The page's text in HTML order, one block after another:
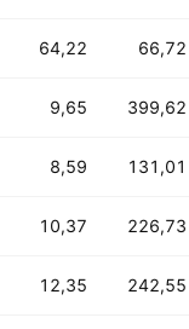
64,22 66,72
9,65 399,62
8,59 131,01
10,37 226,73
12,35 242,55